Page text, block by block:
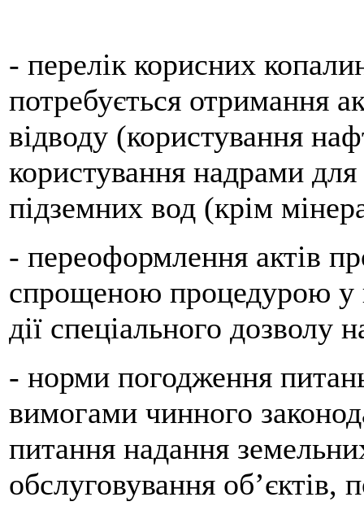
- перелік корисних
потребується отримання
відводу (користування
користування надрами
підземних вод (крім
- переоформлення актів
спрощеною процедурою у
дії спеціального дозволу
- норми погодження
вимогами чинного
питання надання
обслуговування об’єктів,